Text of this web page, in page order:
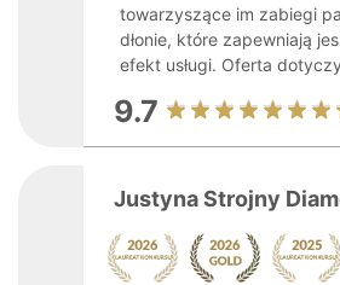
towarzyszące im zabiegi
dłonie, które zapewniają
efekt usługi. Oferta
9.7
Justyna Strojny